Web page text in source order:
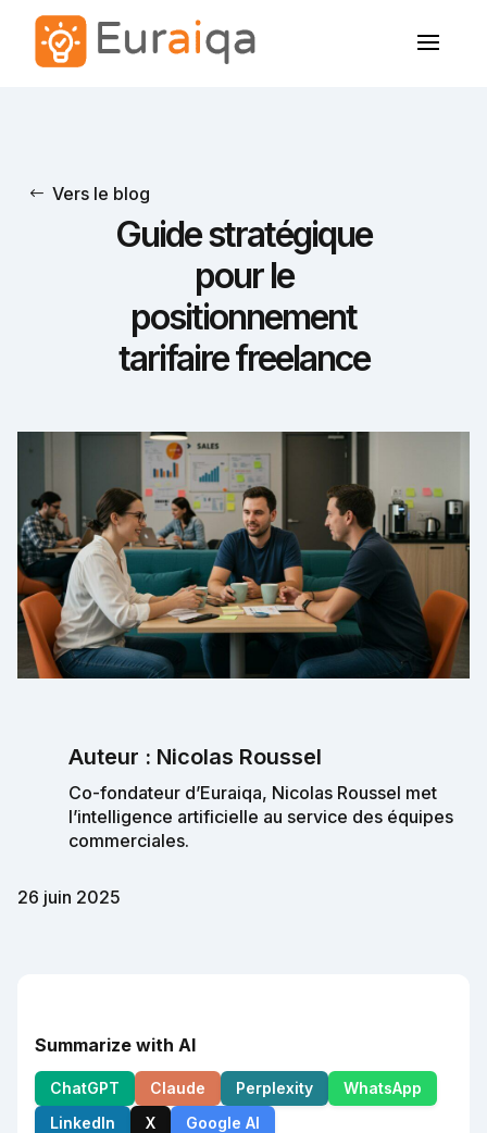
Vers le blog
Guide stratégique
pour le
positionnement
tarifaire freelance
Auteur : Nicolas Roussel
Co-fondateur d’Euraiqa, Nicolas Roussel met
l’intelligence artificielle au service des équipes
commerciales.
26 juin 2025
Summarize with AI
ChatGPT Claude Perplexity
WhatsApp
LinkedIn
X Google AI